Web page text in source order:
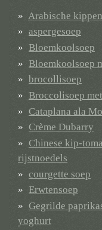
Arabische
aspergesoep
Bloemkoolsoep
Bloemkoolsoep
brocollisoep
Broccolisoep
Cataplana ala
Crème Dubarry
Chinese kip-
rijstnoedels
courgette soep
Erwtensoep
Gegrilde
yoghurt